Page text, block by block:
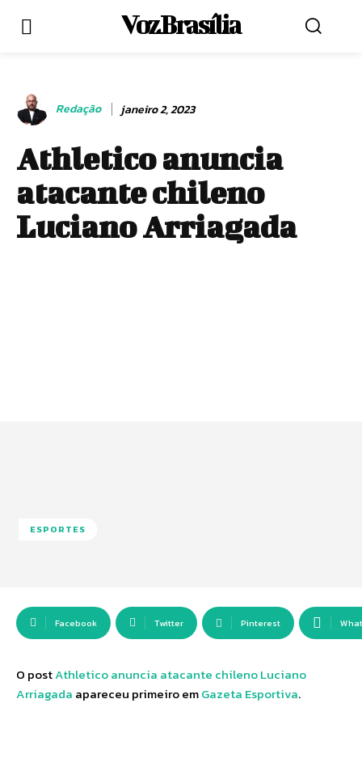
Voz Brasília
Redação janeiro 2, 2023
Athletico anuncia
atacante chileno
Luciano Arriagada
ESPORTES
Facebook Twitter Pinterest
O postAthletico anuncia atacante chileno Luciano
Arriagada apareceu primeiro emGazeta Esportiva.